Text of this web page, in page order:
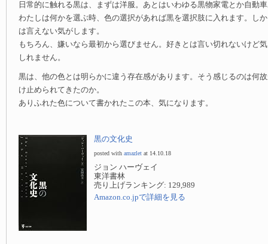
日常的に触れる黒は、まずは洋服。あとはいわゆる黒物家電とか自動
わたしは何かを選ぶ時、色の選択があれば黒を選択肢に入れます。し
は言えない気がします。
もちろん、嫌いなら最初から選びません。好きとは言い切れないけど
しれません。
黒は、他の色とは明らかに違う存在感があります。そう感じるのは何
け止められてきたのか。
ありふれた色について書かれたこの本、気になります。
黒の文化史
posted with amazlet at 14.10.18
ジョン ハーヴェイ
東洋書林
売り上げランキング: 129,989
Amazon.co.jpで詳細を見る